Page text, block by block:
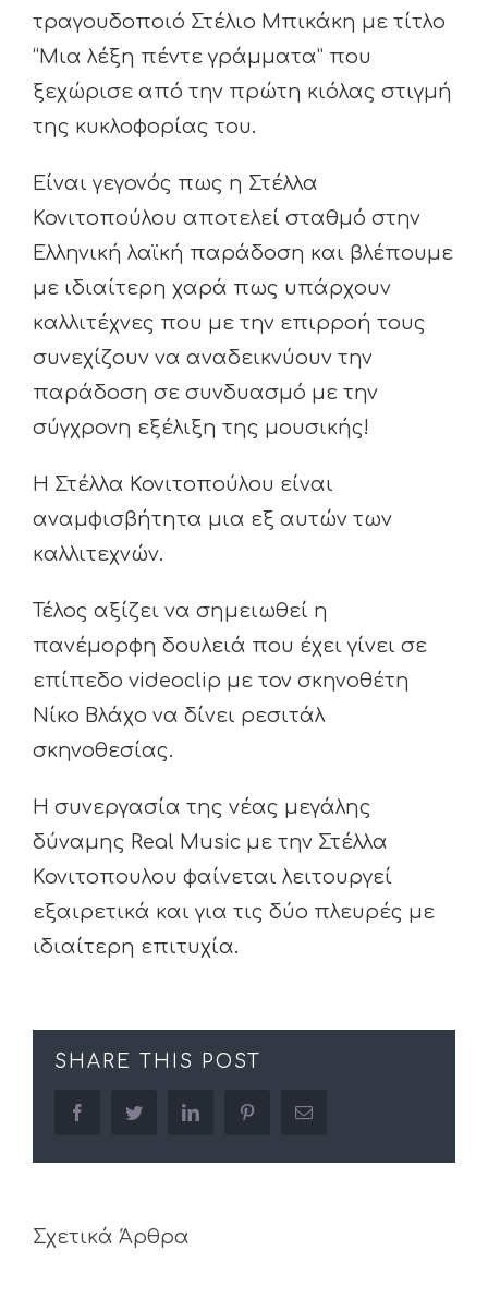
τραγουδοποιό Στέλιο Μπικάκη με τίτλο
“Μια λέξη πέντε γράμματα” που
ξεχώρισε από την πρώτη κιόλας στιγμή
της κυκλοφορίας του.
Είναι γεγονός πως η Στέλλα
Κονιτοπούλου αποτελεί σταθμό στην
Ελληνική λαϊκή παράδοση και βλέπουμε
με ιδιαίτερη χαρά πως υπάρχουν
καλλιτέχνες που με την επιρροή τους
συνεχίζουν να αναδεικνύουν την
παράδοση σε συνδυασμό με την
σύγχρονη εξέλιξη της μουσικής!
Η Στέλλα Κονιτοπούλου είναι
αναμφισβήτητα μια εξ αυτών των
καλλιτεχνών.
Τέλος αξίζει να σημειωθεί η
πανέμορφη δουλειά που έχει γίνει σε
επίπεδο videoclip με τον σκηνοθέτη
Νίκο Βλάχο να δίνει ρεσιτάλ
σκηνοθεσίας.
Η συνεργασία της νέας μεγάλης
δύναμης Real Music με την Στέλλα
Κονιτοπουλου φαίνεται λειτουργεί
εξαιρετικά και για τις δύο πλευρές με
ιδιαίτερη επιτυχία.
SHARE THIS POST
facebooktwitter linkedin pinterestEmail
Σχετικά Άρθρα